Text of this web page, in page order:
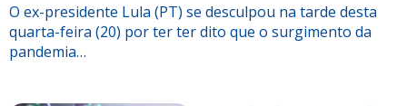
O ex-presidente Lula (PT) se desculpou na tarde desta
quarta-feira (20) por ter ter dito que o surgimento da
pandemia…